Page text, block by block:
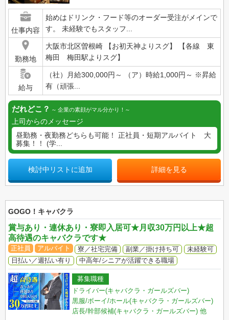
仕事内容
始めはドリンク・フード等のオーダー受注がメインで
す。 未経験でもスタッフ...
勤務地
大阪市北区曽根崎 【お初天神よりスグ】 【各線 東
梅田 梅田駅よりスグ】
給与
（社）月給300,000円～ （ア）時給1,000円～ ※昇給
有（頑張...
だれどこ？ 企業の素顔がマル分かり！
上司からのメッセージ
昼勤務・夜勤務どちらも可能！ 正社員・短期アルバイト 大
募集！！ (学...
検討中リストに追加 詳細を見る
GOGO！キャバクラ
賞与あり・連休あり・寮即入居可★月収30万円以上★超
高待遇のキャバクラです★
正社員 アルバイト 寮／社宅完備 副業／掛け持ち可
未経験可
日払い／週払い有り
中高年/シニアが活躍できる職場
募集職種
ドライバー(キャバクラ・ガールズバー)
黒服/ボーイ/ホール(キャバクラ・ガールズバー)
店長/幹部候補(キャバクラ・ガールズバー) 他